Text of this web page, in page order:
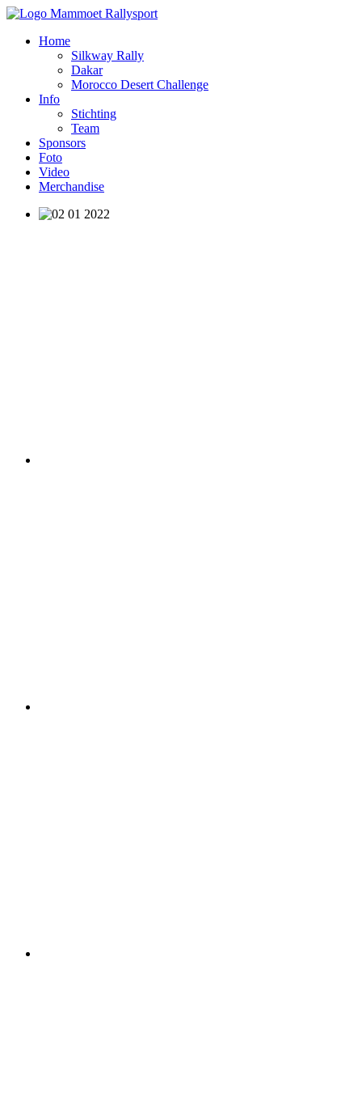
Home
Silkway Rally
Dakar
Morocco Desert Challenge
Info
Stichting
Team
Sponsors
Foto
Video
Merchandise